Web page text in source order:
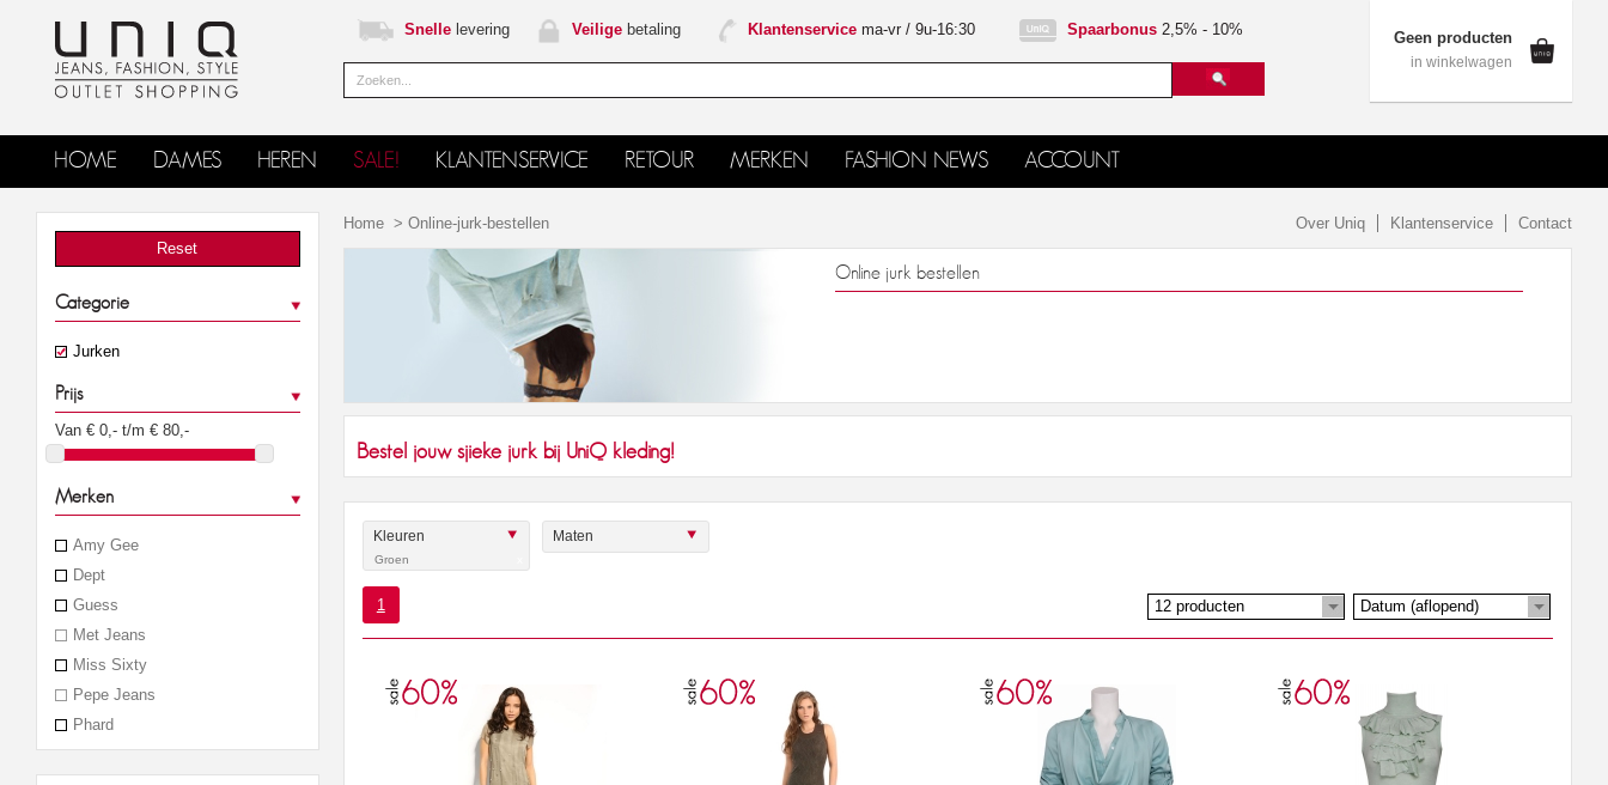
Snelle levering Veilige betaling Klantenservice ma-vr / 9u-16:30 Spaarbonus2,5% - 10% Geen producten
in winkelwagen
HOME DAMES HEREN SALE! KLANTENSERVICE RETOUR MERKEN FASHION NEWS ACCOUNT
Reset
Categorie
Jurken
Prijs
Van € 0,- t/m € 80,-
Merken
Amy Gee
Dept
Guess
Met Jeans
Miss Sixty
Pepe Jeans
Phard
Home> Online-jurk-bestellen Over Uniq Klantenservice Contact
Online jurk bestellen
Bestel jouw sjieke jurk bij UniQ kleding!
Kleuren
Groen
Maten
1 12 producten Datum (aflopend)